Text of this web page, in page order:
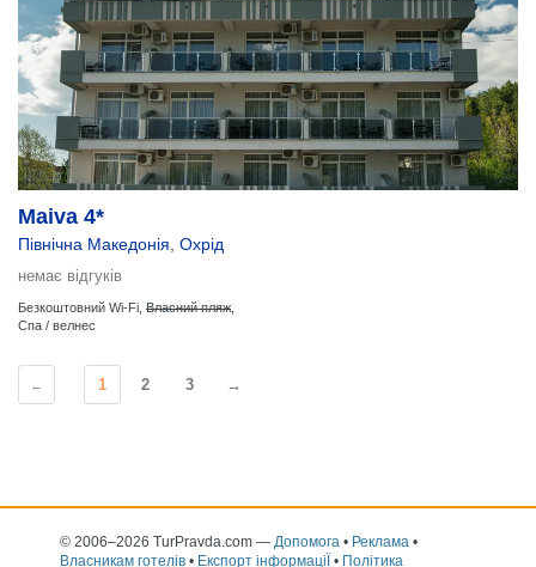
Maiva 4*
Північна Македонія Охрід
немає відгуків
Безкоштовний Wi-Fi, Власний пляж
Спа / велнес
← 1 2 3 →
© 2006–2026 TurPravda.com — Допомога • Реклама •
Власникам готелів • Експорт інформаціЇ • Політика